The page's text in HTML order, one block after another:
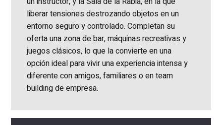
liberar tensiones destrozando objetos en un
entorno seguro y controlado. Completan su
oferta una zona de bar, máquinas recreativas y
juegos clásicos, lo que la convierte en una
opción ideal para vivir una experiencia intensa y
diferente con amigos, familiares o en team
building de empresa.